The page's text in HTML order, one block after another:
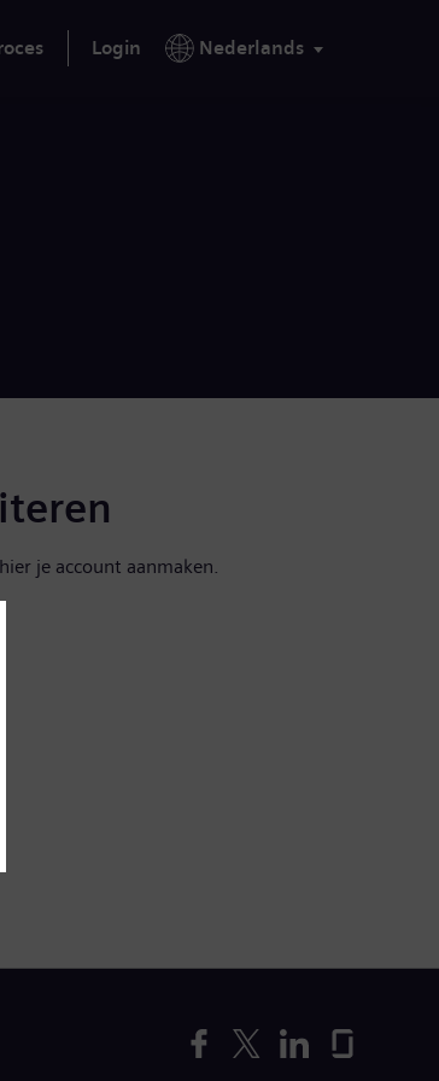
Login Nederlands
je account aanmaken.